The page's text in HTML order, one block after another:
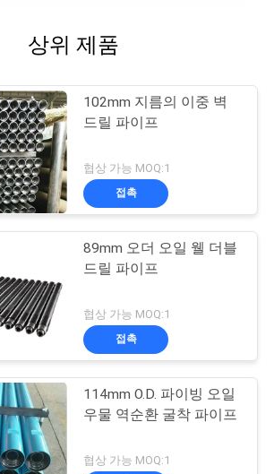
상위 제품
102mm 지름의 이중 벽
드릴 파이프
협상 가능 MOQ:1
접촉
89mm 오더 오일 웰 더블
드릴 파이프
협상 가능 MOQ:1
접촉
114mm O.D. 파이빙 오일
우물 역순환 굴착 파이프
협상 가능 MOQ:1